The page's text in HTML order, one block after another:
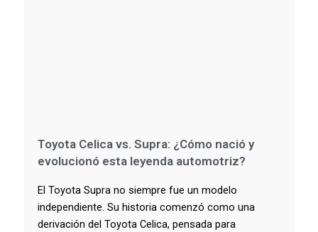
Toyota Celica vs. Supra: ¿Cómo nació y
evolucionó esta leyenda automotriz?
El Toyota Supra no siempre fue un modelo
independiente. Su historia comenzó como una
derivación del Toyota Celica, pensada para